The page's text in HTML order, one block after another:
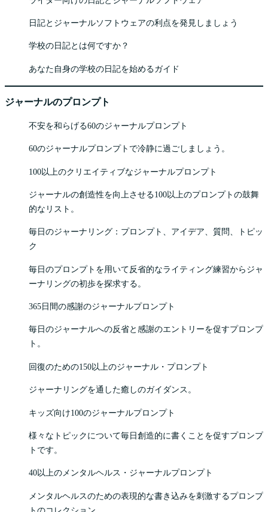
日記とジャーナルソフトウェアの利点を発見しましょう
学校の日記とは何ですか？
あなた自身の学校の日記を始めるガイド
ジャーナルのプロンプト
不安を和らげる60のジャーナルプロンプト
60のジャーナルプロンプトで冷静に過ごしましょう。
100以上のクリエイティブなジャーナルプロンプト
ジャーナルの創造性を向上させる100以上のプロンプトの鼓舞
的なリスト。
毎日のジャーナリング：プロンプト、アイデア、質問、トピッ
ク
毎日のプロンプトを用いて反省的なライティング練習からジャ
ーナリングの初歩を探求する。
365日間の感謝のジャーナルプロンプト
毎日のジャーナルへの反省と感謝のエントリーを促すプロンプ
ト。
回復のための150以上のジャーナル・プロンプト
ジャーナリングを通した癒しのガイダンス。
キッズ向け100のジャーナルプロンプト
様々なトピックについて毎日創造的に書くことを促すプロンプ
トです。
40以上のメンタルヘルス・ジャーナルプロンプト
メンタルヘルスのための表現的な書き込みを刺激するプロンプ